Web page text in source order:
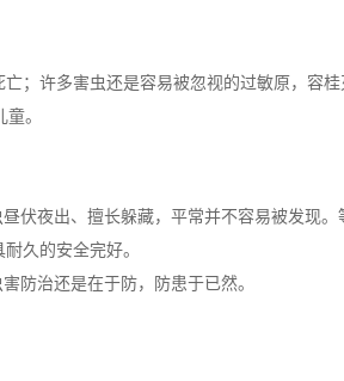
；许多害虫还是容易被忽视的过敏原，容
。
夜出、擅长躲藏，平常并不容易被发现
久的安全完好。
防治还是在于防，防患于已然。